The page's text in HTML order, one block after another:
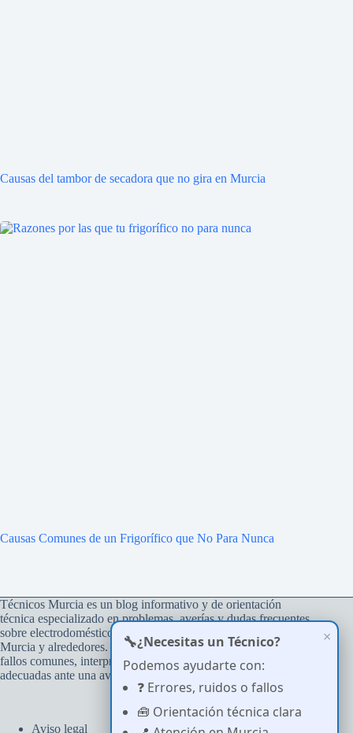
Causas del tambor de secadora que no gira en Murcia
Causas Comunes de un Frigorífico que No Para Nunca
Técnicos Murcia es un blog informativo y de orientación
técnica especializado en problemas, averías y dudas frecuentes
sobre electrodomésticos del hogar, con atención a usuarios de
Murcia y alrededores. Su objetivo es ayudar a comprender
fallos comunes, interpretar errores y tomar decisiones
adecuadas ante una avería.
Aviso legal
×
🔧¿Necesitas un Técnico?
Podemos ayudarte con:
❓ Errores, ruidos o fallos
🧰 Orientación técnica clara